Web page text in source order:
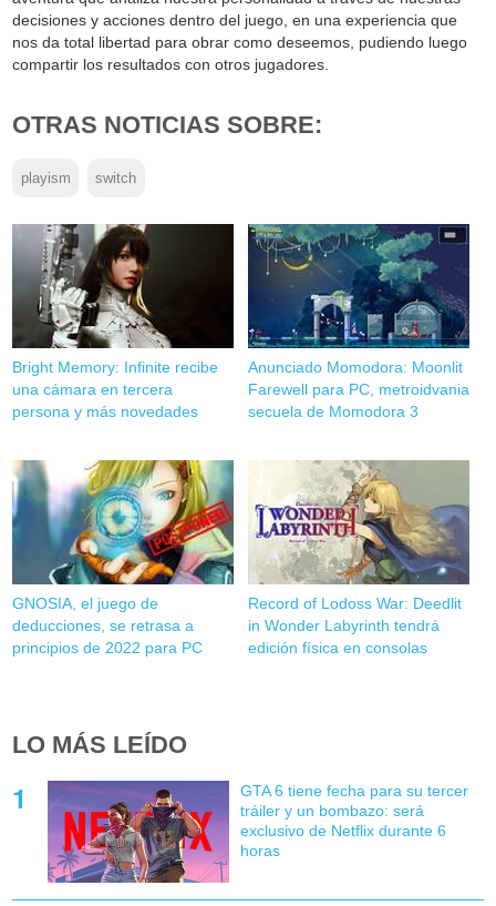
decisiones y acciones dentro del juego, en una experiencia que
nos da total libertad para obrar como deseemos, pudiendo luego
compartir los resultados con otros jugadores.
OTRAS NOTICIAS SOBRE:
playism switch
Bright Memory: Infinite recibe
una cámara en tercera
persona y más novedades
Anunciado Momodora: Moonlit
Farewell para PC, metroidvania
secuela de Momodora 3
GNOSIA, el juego de
deducciones, se retrasa a
principios de 2022 para PC
Record of Lodoss War: Deedlit
in Wonder Labyrinth tendrá
edición física en consolas
LO MÁS LEÍDO
GTA 6 tiene fecha para su tercer
tráiler y un bombazo: será
exclusivo de Netflix durante 6
horas